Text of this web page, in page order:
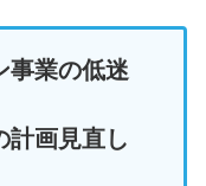
事業の低迷
計画見直し